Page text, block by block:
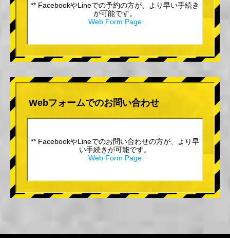
** FacebookやLineでの予約の方が、より早い手続き
が可能です。
Web Form Page
Webフォームでのお問い合わせ
** FacebookやLineでのお問い合わせの方が、より早
い手続きが可能です。
Web Form Page